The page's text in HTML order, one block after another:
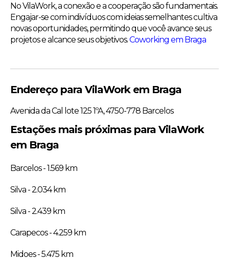
No VilaWork, a conexão e a cooperação são fundamentais.
Engajar-se com indivíduos com ideias semelhantes cultiva
novas oportunidades, permitindo que você avance seus
projetos e alcance seus objetivos.Coworking em Braga
Endereço para VilaWork em Braga
Avenida da Cal lote 125 1ºA, 4750-778 Barcelos
Estações mais próximas para VilaWork
em Braga
Barcelos - 1.569 km
Silva - 2.034 km
Silva - 2.439 km
Carapecos - 4.259 km
Midoes - 5.475 km